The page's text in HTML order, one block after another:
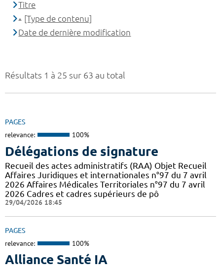
Résultats 1 à 25 sur 63 au total
PAGES
relevance: 100%
Délégations de signature
Recueil des actes administratifs (RAA) Objet Recueil
Affaires Juridiques et internationales n°97 du 7 avril
2026 Affaires Médicales Territoriales n°97 du 7 avril
2026 Cadres et cadres supérieurs de pô
29/04/2026 18:45
PAGES
relevance: 100%
Alliance Santé IA
Titre
[Type de contenu]
Date de dernière modification